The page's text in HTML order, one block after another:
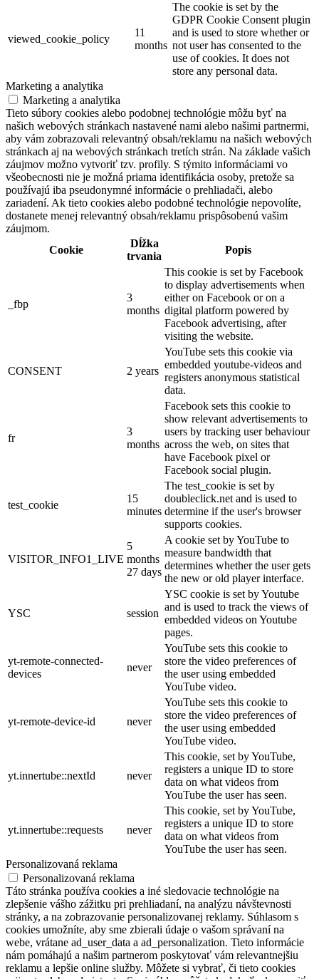
viewed_cookie_policy
11
months
The cookie is set by the
GDPR Cookie Consent plugin
and is used to store whether or
not user has consented to the
use of cookies. It does not
store any personal data.
Marketing a analytika
Marketing a analytika
Tieto súbory cookies alebo podobnej technológie môžu byť na
našich webových stránkach nastavené nami alebo našimi partnermi,
aby vám zobrazovali relevantný obsah/reklamu na našich webových
stránkach aj na webových stránkach tretích strán. Na základe vašich
záujmov možno vytvoriť tzv. profily. S týmito informáciami vo
všeobecnosti nie je možná priama identifikácia osoby, pretože sa
používajú iba pseudonymné informácie o prehliadači, alebo
zariadení. Ak tieto cookies alebo podobné technológie nepovolíte,
dostanete menej relevantný obsah/reklamu prispôsobenú vašim
záujmom.
Cookie
Dĺžka
trvania
Popis
_fbp
3
months
This cookie is set by Facebook
to display advertisements when
either on Facebook or on a
digital platform powered by
Facebook advertising, after
visiting the website.
CONSENT 2 years
YouTube sets this cookie via
embedded youtube-videos and
registers anonymous statistical
data.
fr
3
months
Facebook sets this cookie to
show relevant advertisements to
users by tracking user behaviour
across the web, on sites that
have Facebook pixel or
Facebook social plugin.
test_cookie
15
minutes
The test_cookie is set by
doubleclick.net and is used to
determine if the user's browser
supports cookies.
VISITOR_INFO1_LIVE
5
months
27 days
A cookie set by YouTube to
measure bandwidth that
determines whether the user gets
the new or old player interface.
YSC session
YSC cookie is set by Youtube
and is used to track the views of
embedded videos on Youtube
pages.
yt-remote-connected-
devices
never
YouTube sets this cookie to
store the video preferences of
the user using embedded
YouTube video.
yt-remote-device-id never
YouTube sets this cookie to
store the video preferences of
the user using embedded
YouTube video.
yt.innertube::nextId never
This cookie, set by YouTube,
registers a unique ID to store
data on what videos from
YouTube the user has seen.
yt.innertube::requests never
This cookie, set by YouTube,
registers a unique ID to store
data on what videos from
YouTube the user has seen.
Personalizovaná reklama
Personalizovaná reklama
Táto stránka používa cookies a iné sledovacie technológie na
zlepšenie vášho zážitku pri prehliadaní, na analýzu návštevnosti
stránky, a na zobrazovanie personalizovanej reklamy. Súhlasom s
cookies umožníte, aby sme zbierali údaje o vašom správaní na
webe, vrátane ad_user_data a ad_personalization. Tieto informácie
nám pomáhajú a našim partnerom poskytovať vám relevantnejšiu
reklamu a lepšie online služby. Môžete si vybrať, či tieto cookies